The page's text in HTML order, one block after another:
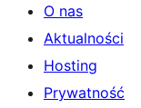
O nas
Aktualności
Hosting
Prywatność